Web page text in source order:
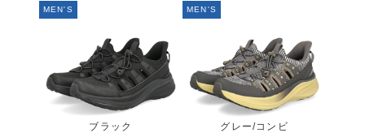
MEN'S
ブラック
MEN'S
グレー/コンビ